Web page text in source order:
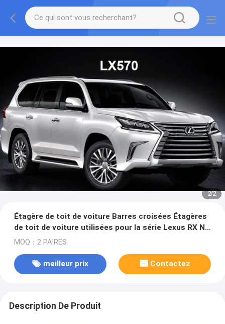
2/2
Étagère de toit de voiture Barres croisées Étagères
de toit de voiture utilisées pour la série Lexus RX NX
LX570
MOQ：2 PAIRES
meilleur prix Contactez
Description De Produit